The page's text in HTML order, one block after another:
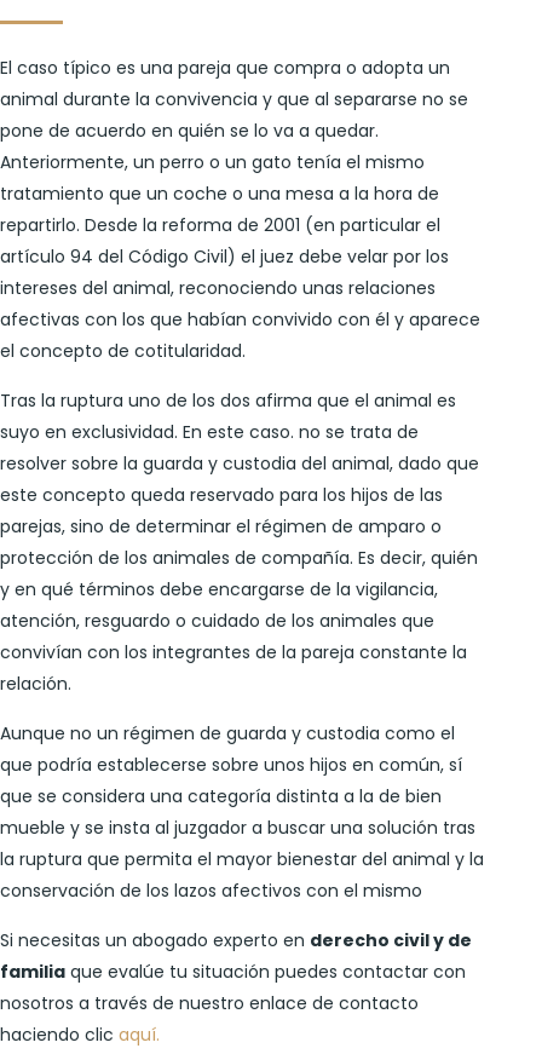
El caso típico es una pareja que compra o adopta un
animal durante la convivencia y que al separarse no se
pone de acuerdo en quién se lo va a quedar.
Anteriormente, un perro o un gato tenía el mismo
tratamiento que un coche o una mesa a la hora de
repartirlo. Desde la reforma de 2001 (en particular el
artículo 94 del Código Civil) el juez debe velar por los
intereses del animal, reconociendo unas relaciones
afectivas con los que habían convivido con él y aparece
el concepto de cotitularidad.
Tras la ruptura uno de los dos afirma que el animal es
suyo en exclusividad. En este caso. no se trata de
resolver sobre la guarda y custodia del animal, dado que
este concepto queda reservado para los hijos de las
parejas, sino de determinar el régimen de amparo o
protección de los animales de compañía. Es decir, quién
y en qué términos debe encargarse de la vigilancia,
atención, resguardo o cuidado de los animales que
convivían con los integrantes de la pareja constante la
relación.
Aunque no un régimen de guarda y custodia como el
que podría establecerse sobre unos hijos en común, sí
que se considera una categoría distinta a la de bien
mueble y se insta al juzgador a buscar una solución tras
la ruptura que permita el mayor bienestar del animal y la
conservación de los lazos afectivos con el mismo
Si necesitas un abogado experto en derecho civil y de
familia que evalúe tu situación puedes contactar con
nosotros a través de nuestro enlace de contacto
haciendo clic aquí.